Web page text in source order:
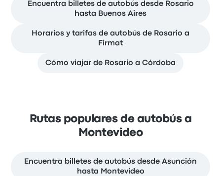
Encuentra billetes de autobús desde Rosario
hasta Buenos Aires
Horarios y tarifas de autobús de Rosario a
Firmat
Cómo viajar de Rosario a Córdoba
Rutas populares de autobús a
Montevideo
Encuentra billetes de autobús desde Asunción
hasta Montevideo